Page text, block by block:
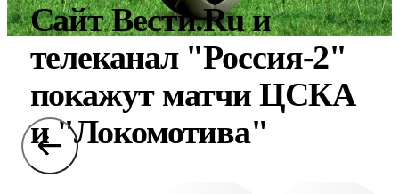
Сайт Вести.Ru и
телеканал "Россия-2"
покажут матчи ЦСКА
и "Локомотива"